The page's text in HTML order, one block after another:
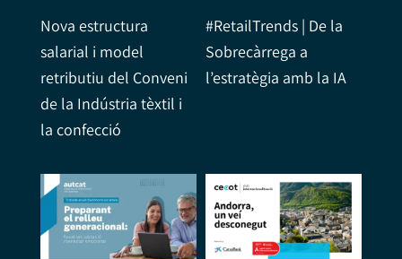
Nova estructura
salarial i model
retributiu del Conveni
de la Indústria tèxtil i
la confecció
#RetailTrends | De la
Sobrecàrrega a
l’estratègia amb la IA